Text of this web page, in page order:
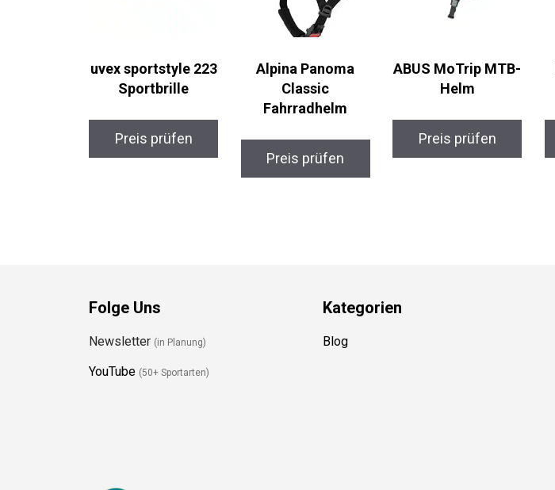
uvex sportstyle 223
Sportbrille
Preis prüfen
Alpina Panoma
Classic
Fahrradhelm
Preis prüfen
ABUS MoTrip MTB-
Helm
Preis prüfen
Folge Uns
Newsletter (in Planung)
YouTube (50+ Sportarten)
Kategorien
Blog